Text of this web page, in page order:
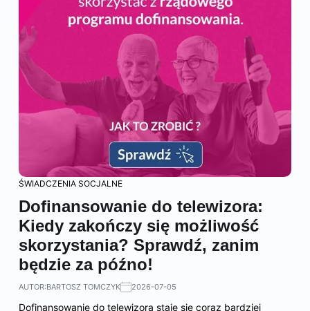
ŚWIADCZENIA SOCJALNE
Dofinansowanie do telewizora:
Kiedy zakończy się możliwość
skorzystania? Sprawdź, zanim
będzie za późno!
AUTOR:BARTOSZ TOMCZYK 2026-07-05
Dofinansowanie do telewizora staje się coraz bardziej